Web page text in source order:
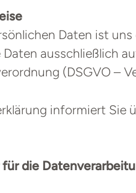
Daten ist
ausschließlich
(DSGVO –
informiert Sie
die